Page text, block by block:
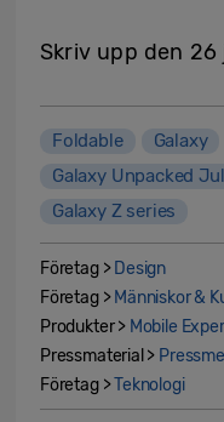
Skriv upp den
Foldable Galaxy
Galaxy Unpacked
Galaxy Z series
Företag > Design
Företag > Människor &
Produkter > Mobile
Pressmaterial >
Företag >Teknologi